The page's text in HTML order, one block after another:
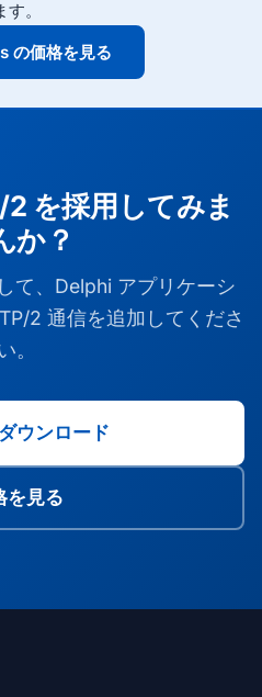
。
の価格を見る
を採用してみま
か？
て、Delphi アプリケーシ
2 通信を追加してくださ
。
ウンロード
を見る